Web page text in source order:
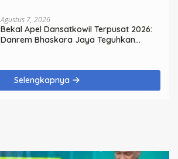
Agustus 7, 2026
Bekal Apel Dansatkowil Terpusat 2026:
Danrem Bhaskara Jaya Teguhkan
Selengkapnya